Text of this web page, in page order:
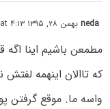
nedaبهمن ۲۸, ۱۳۹۵ at ۴:۱۳ ق٫ظ
مطمعن باشیم اینا
که تاالان اینهمه
واسه ما. موقع گرفتن